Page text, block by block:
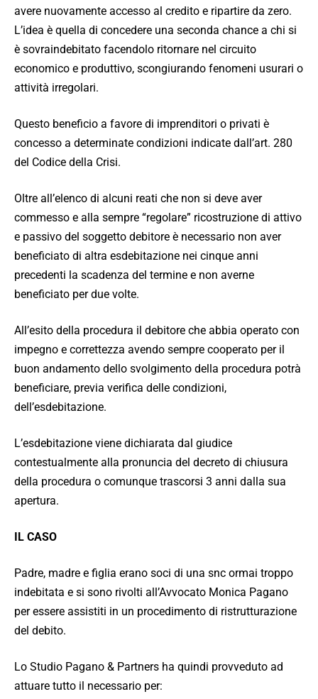
avere nuovamente accesso al credito e ripartire da zero.
L’idea è quella di concedere una seconda chance a chi si
è sovraindebitato facendolo ritornare nel circuito
economico e produttivo, scongiurando fenomeni usurari o
attività irregolari.
Questo beneficio a favore di imprenditori o privati è
concesso a determinate condizioni indicate dall’art. 280
del Codice della Crisi.
Oltre all’elenco di alcuni reati che non si deve aver
commesso e alla sempre “regolare” ricostruzione di attivo
e passivo del soggetto debitore è necessario non aver
beneficiato di altra esdebitazione nei cinque anni
precedenti la scadenza del termine e non averne
beneficiato per due volte.
All’esito della procedura il debitore che abbia operato con
impegno e correttezza avendo sempre cooperato per il
buon andamento dello svolgimento della procedura potrà
beneficiare, previa verifica delle condizioni,
dell’esdebitazione.
L’esdebitazione viene dichiarata dal giudice
contestualmente alla pronuncia del decreto di chiusura
della procedura o comunque trascorsi 3 anni dalla sua
apertura.
IL CASO
Padre, madre e figlia erano soci di una snc ormai troppo
indebitata e si sono rivolti all’Avvocato Monica Pagano
per essere assistiti in un procedimento di ristrutturazione
del debito.
Lo Studio Pagano & Partners ha quindi provveduto ad
attuare tutto il necessario per: